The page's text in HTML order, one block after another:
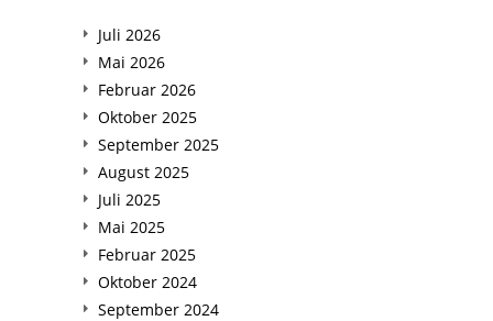
Juli 2026
Mai 2026
Februar 2026
Oktober 2025
September 2025
August 2025
Juli 2025
Mai 2025
Februar 2025
Oktober 2024
September 2024